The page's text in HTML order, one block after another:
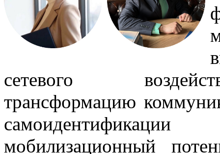
сетевого
трансформацию
мобилизационный